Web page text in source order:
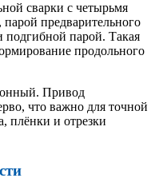
сварки с четырьмя
предварительного
подгибной парой. Такая
продольного
Привод
что важно для точной
плёнки и отрезки